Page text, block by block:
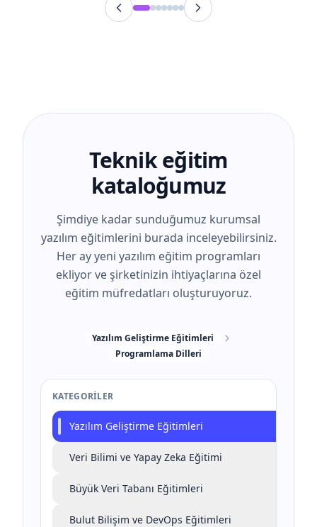
Teknik eğitim
kataloğumuz
Şimdiye kadar sunduğumuz kurumsal
yazılım eğitimlerini burada inceleyebilirsiniz.
Her ay yeni yazılım eğitim programları
ekliyor ve şirketinizin ihtiyaçlarına özel
eğitim müfredatları oluşturuyoruz.
Yazılım Geliştirme Eğitimleri
Programlama Dilleri
KATEGORILER
Yazılım Geliştirme Eğitimleri
Veri Bilimi ve Yapay Zeka Eğitimi
Büyük Veri Tabanı Eğitimleri
Bulut Bilişim ve DevOps Eğitimleri